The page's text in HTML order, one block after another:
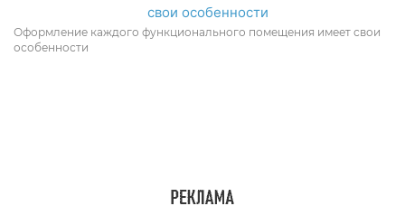
Оформление каждого функционального помещения имеет свои
особенности